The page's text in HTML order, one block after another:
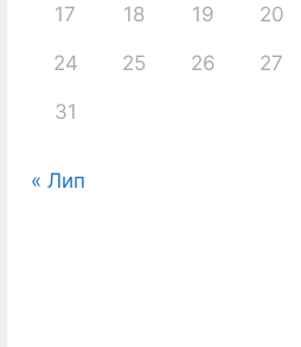
17 18 19 20
24 25 26 27
31
« Лип